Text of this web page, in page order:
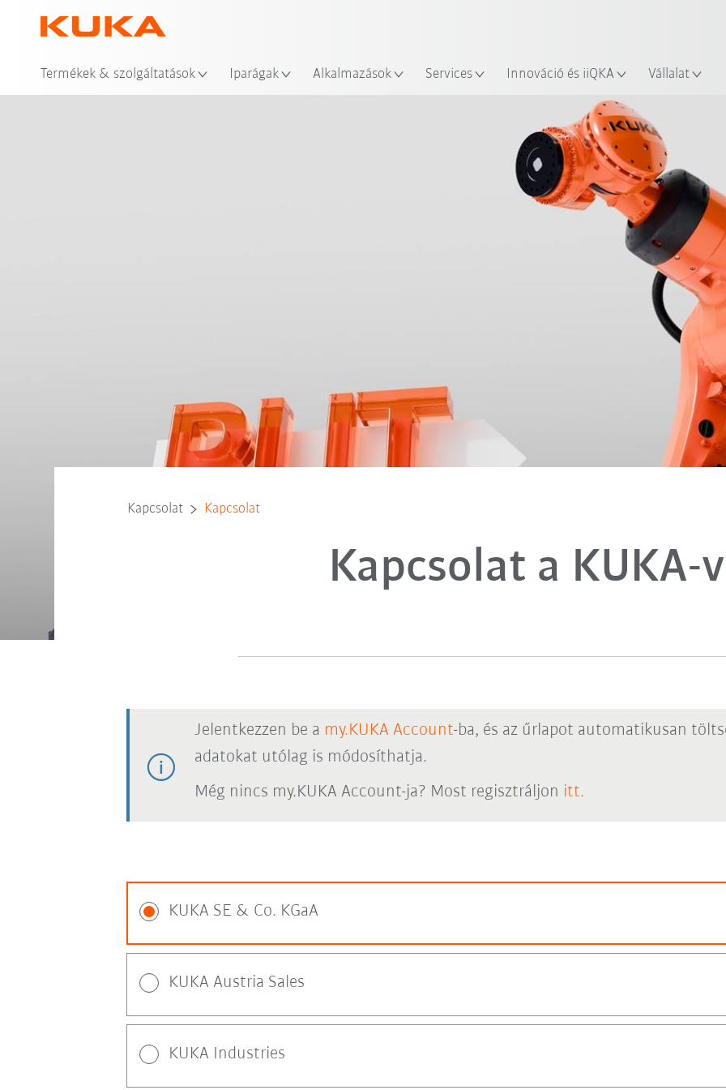
Termékek & szolgáltatások Iparágak Alkalmazások Services Innováció és iiQKA Vállalat
Kapcsolat Kapcsolat
Kapcsolat a KUKA-
Jelentkezzen be a my.KUKA Account-ba, és az űrlapot automatikusan
adatokat utólag is módosíthatja.
Még nincs my.KUKA Account-ja? Most regisztráljon itt.
KUKA SE & Co. KGaA
KUKA Austria Sales
KUKA Industries